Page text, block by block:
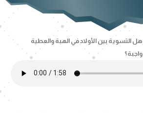
هل التسوية بين الأولاد في الهبة والعطية
واجبة؟